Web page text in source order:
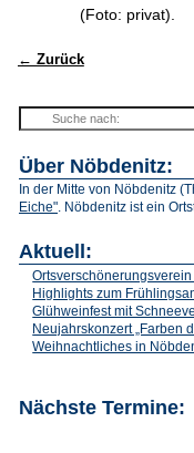
(Foto: privat).
← Zurück
Über Nöbdenitz:
In der Mitte von Nöbdenitz
Eiche". Nöbdenitz ist ein
Aktuell:
Highlights zum
Glühweinfest mit
Neujahrskonzert „Farben
Weihnachtliches in
Nächste Termine: